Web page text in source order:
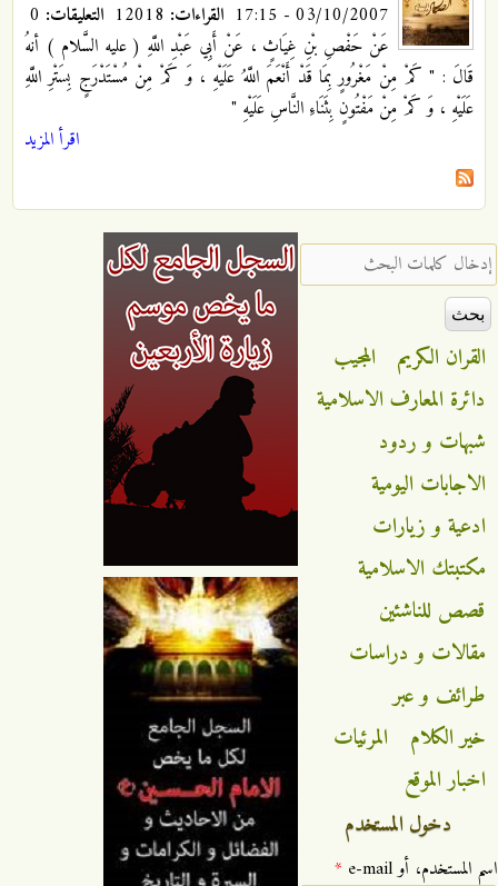
03/10/2007 - 17:15 القراءات: التعليقات:
عَنْ حَفْصِ بْنِ غِيَاثٍ ، عَنْ أَبِي عَبْدِ اللَّهِ ( عليه السَّلام ) أنهُ
قَالَ : " كَمْ مِنْ مَغْرُورٍ بِمَا قَدْ أَنْعَمَ اللَّهُ عَلَيْهِ ، وَ كَمْ مِنْ مُسْتَدْرَجٍ بِسَتْرِ اللَّهِ
عَلَيْهِ ، وَ كَمْ مِنْ مَفْتُونٍ بِثَنَاءِ النَّاسِ عَلَيْهِ "
اقرأ المزيد
‏إدخال كلمات البحث ‏
القران الكريم
المجيب
دائرة المعارف الاسلامية
شبهات و ردود
الاجابات اليومية
ادعية و زيارات
مكتبتك الاسلامية
قصص للناشئين
مقالات و دراسات
طرائف و عبر
خير الكلام
المرئيات
اخبار الموقع
دخول المستخدم
‏اسم المستخدم، أو e-mail ‏ *